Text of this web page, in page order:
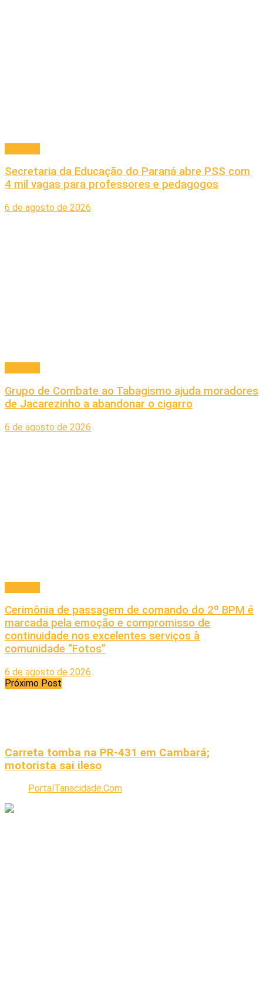
Secretaria da Educação do Paraná abre PSS com
4 mil vagas para professores e pedagogos
6 de agosto de 2026
Grupo de Combate ao Tabagismo ajuda moradores
de Jacarezinho a abandonar o cigarro
6 de agosto de 2026
Cerimônia de passagem de comando do 2º BPM é
marcada pela emoção e compromisso de
continuidade nos excelentes serviços à
comunidade “Fotos”
6 de agosto de 2026
Próximo Post
Carreta tomba na PR-431 em Cambará;
motorista sai ileso
PortalTanacidade.Com